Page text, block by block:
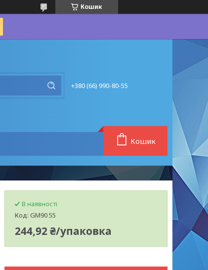
Кошик
+380 (66) 990-80-55
Кошик
В наявності
Код: GM90 55
244,92 ₴/упаковка